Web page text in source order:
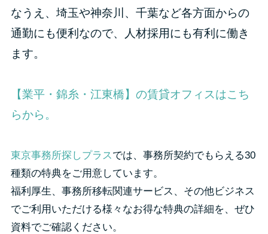
なうえ、埼玉や神奈川、千葉など各方面からの
通勤にも便利なので、人材採用にも有利に働き
ます。
【業平・錦糸・江東橋】の賃貸オフィスはこち
らから。
東京事務所探しプラスでは、事務所契約でもらえる30
種類の特典をご用意しています。
福利厚生、事務所移転関連サービス、その他ビジネス
でご利用いただける様々なお得な特典の詳細を、ぜひ
資料でご確認ください。